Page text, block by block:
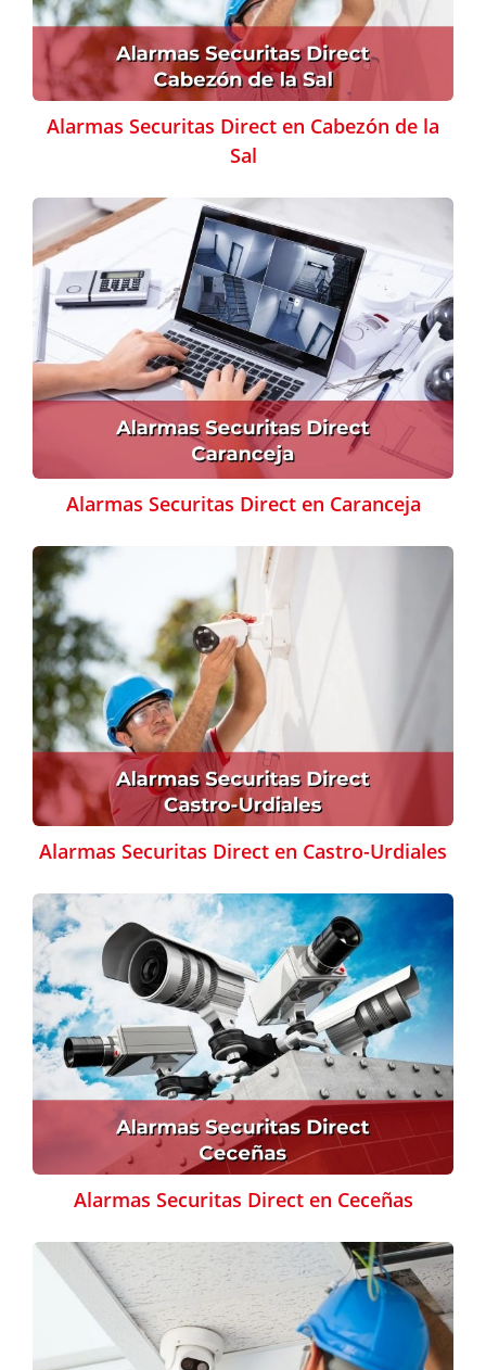
Alarmas Securitas Direct en Cabezón de la
Sal
Alarmas Securitas Direct en Caranceja
Alarmas Securitas Direct en Castro-Urdiales
Alarmas Securitas Direct en Ceceñas